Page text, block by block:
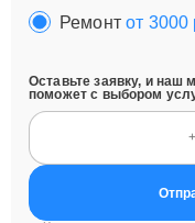
Ремонтот 3000
Оставьте заявку, и наш
поможет с выбором